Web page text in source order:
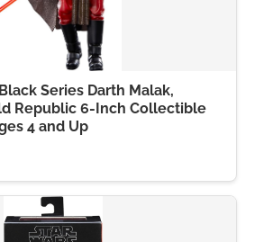
Series Darth Malak,
Republic 6-Inch Collectible
4 and Up